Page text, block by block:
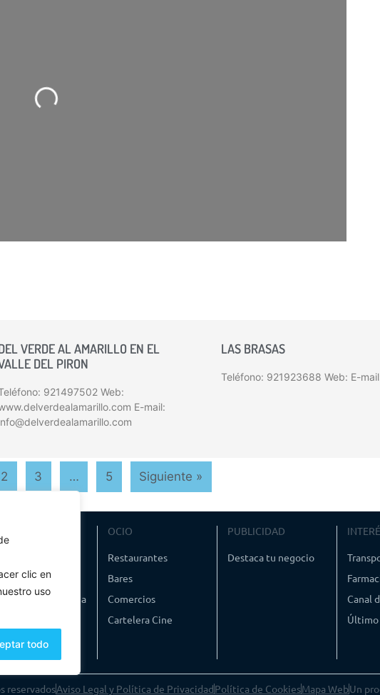
clic en
uso
todo
Cargando…
VERDE AL AMARILLO EN EL
DEL PIRON
921497502 Web:
E-mail:
LAS BRASAS
Teléfono: 921923688 Web: E-
2 3 … 5 Siguiente »
de turismo
Guiadas
y multimedia
OCIO
Restaurantes
Bares
Comercios
Cartelera Cine
PUBLICIDAD
Destaca tu negocio
Canal
reservadosAviso Legal y Política de PrivacidadPolítica de CookiesMapa WebUn